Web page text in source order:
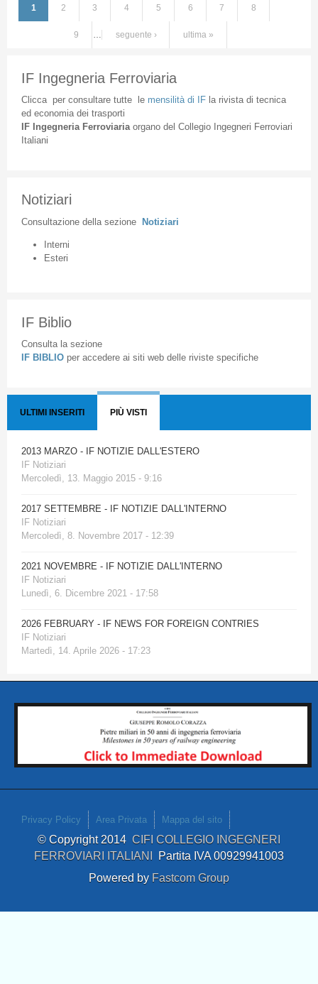
Pagine
1 2 3 4 5 6 7 8
9 … seguente › ultima »
IF Ingegneria Ferroviaria
Cliccaper consultare tuttele mensilità di IFla rivista di tecnica
ed economia dei trasporti
IF Ingegneria Ferroviaria organodel Collegio Ingegneri Ferroviari
Italiani
Notiziari
Consultazione della sezione Notiziari
Interni
Esteri
IF Biblio
Consulta la sezione
IF BIBLIO per accedere ai siti web delle riviste specifiche
ULTIMI INSERITI PIÙ VISTI
2013 MARZO - IF NOTIZIE DALL'ESTERO
IF Notiziari
Mercoledì, 13. Maggio 2015 - 9:16
2017 SETTEMBRE - IF NOTIZIE DALL'INTERNO
IF Notiziari
Mercoledì, 8. Novembre 2017 - 12:39
2021 NOVEMBRE - IF NOTIZIE DALL'INTERNO
IF Notiziari
Lunedì, 6. Dicembre 2021 - 17:58
2026 FEBRUARY - IF NEWS FOR FOREIGN CONTRIES
IF Notiziari
Martedì, 14. Aprile 2026 - 17:23
Privacy Policy Area Privata Mappa del sito
© Copyright 2014 CIFI COLLEGIO INGEGNERI
FERROVIARI ITALIANI Partita IVA 00929941003
Powered by Fastcom Group